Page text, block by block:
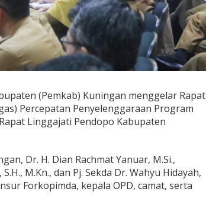
(Pemkab) Kuningan menggelar Rapat
Percepatan Penyelenggaraan Program
Linggajati Pendopo Kabupaten
Dr. H. Dian Rachmat Yanuar, M.Si.,
M.Kn., dan Pj. Sekda Dr. Wahyu Hidayah,
Forkopimda, kepala OPD, camat, serta